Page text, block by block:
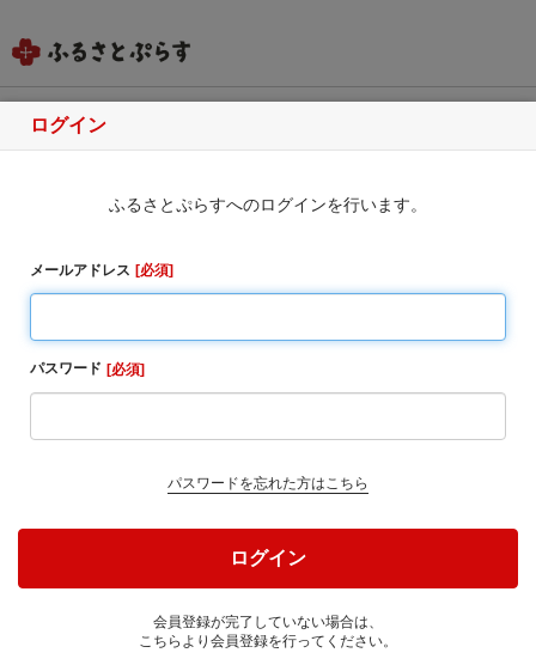
ふるさと納税のお申込み
いつも男鹿市を応援いただき、ありがとうございま
す。
令和8年熊本地震の影響により、現在、以下の地域にお
いて、 お荷物の出荷停止や配送遅延が発生する可能性
■出荷不可の可能性がある地域
■お荷物のお届けに遅延が生じる可能性がある地域
大変ご迷惑をおかけいたしますが、ご理解・ご了承賜
夏季休業期間中（8月8日～8月16日）も、ご寄附のお申
ログイン
ふるさとぷらすへのログインを行います。
メールアドレス 必須
パスワード 必須
パスワードを忘れた方はこちら
ログイン
会員登録が完了していない場合は、
こちらより会員登録を行ってください。